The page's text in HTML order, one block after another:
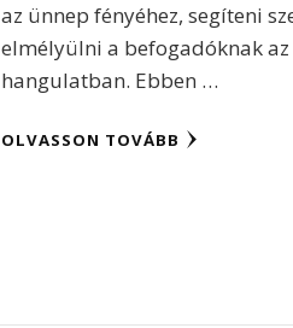
az ünnep fényéhez, segíteni
elmélyülni a befogadóknak
hangulatban. Ebben …
OLVASSON TOVÁBB